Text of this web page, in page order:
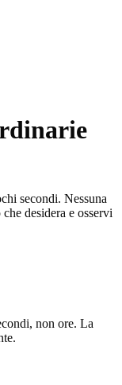
secondi. Nessuna
desidera e osservi
non ore. La